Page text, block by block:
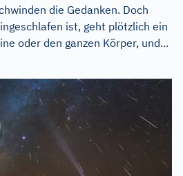
die Gedanken. Doch
ist, geht plötzlich ein
oder den ganzen Körper, und...